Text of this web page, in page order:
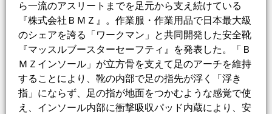
ら一流のアスリートまでを足元から支え続けている
『株式会社ＢＭＺ』。作業服・作業用品で日本最大級
のシェアを誇る「ワークマン」と共同開発した安全靴
『マッスルブースターセーフティ』を発表した。「Ｂ
ＭＺインソール」が立方骨を支えて足のアーチを維持
することにより、靴の内部で足の指先が浮く「浮き
指」にならず、足の指が地面をつかむような感覚で使
え、インソール内部に衝撃吸収パッド内蔵により、安